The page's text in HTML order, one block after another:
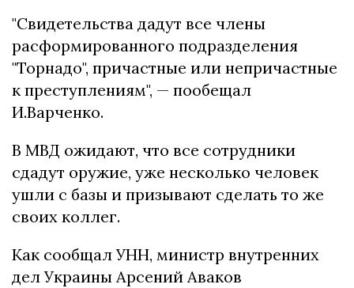
"Свидетельства дадут все члены
расформированного подразделения
"Торнадо", причастные или непричастные
к преступлениям", — пообещал
И.Варченко.
В МВД ожидают, что все сотрудники
сдадут оружие, уже несколько человек
ушли с базы и призывают сделать то же
своих коллег.
Как сообщал УНН, министр внутренних
дел Украины Арсений Аваков